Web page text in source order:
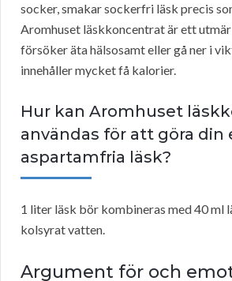
socker, smakar sockerfri läsk precis
Aromhuset läskkoncentrat är ett
försöker äta hälsosamt eller gå ner i
innehåller mycket få kalorier.
Hur kan Aromhuset
användas för att göra din
aspartamfria läsk?
1 liter läsk bör kombineras med 40 ml
kolsyrat vatten.
Argument för och